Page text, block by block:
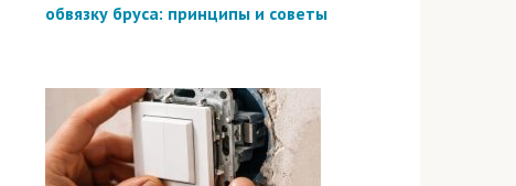
обвязку бруса: принципы и советы